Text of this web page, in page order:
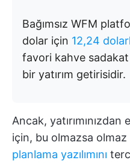
Bağımsız WFM
dolar için 12,24
favori kahve sadakat
bir yatırım getirisidir.
Ancak,
için, bu olmazsa
planlama yazılımını